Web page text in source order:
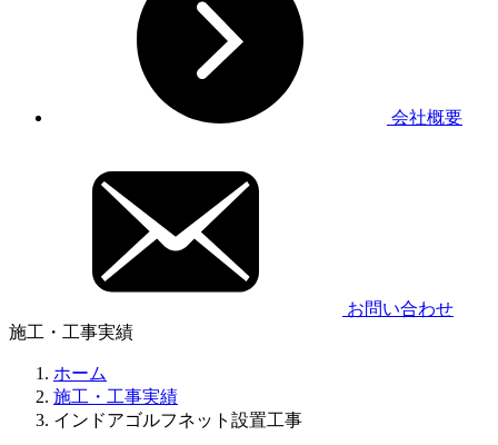
会社概要
お問い合わせ
施工・工事実績
ホーム
施工・工事実績
インドアゴルフネット設置工事